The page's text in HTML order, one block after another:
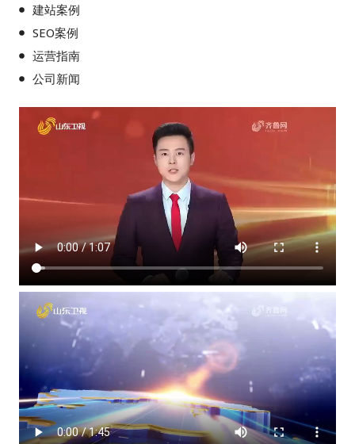
建站案例
SEO案例
运营指南
公司新闻